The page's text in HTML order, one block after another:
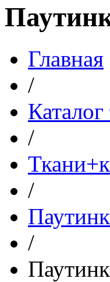
Главная
/
Каталог
/
/
/